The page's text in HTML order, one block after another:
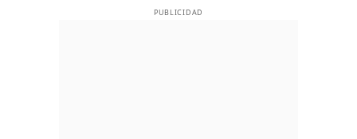
PUBLICIDAD